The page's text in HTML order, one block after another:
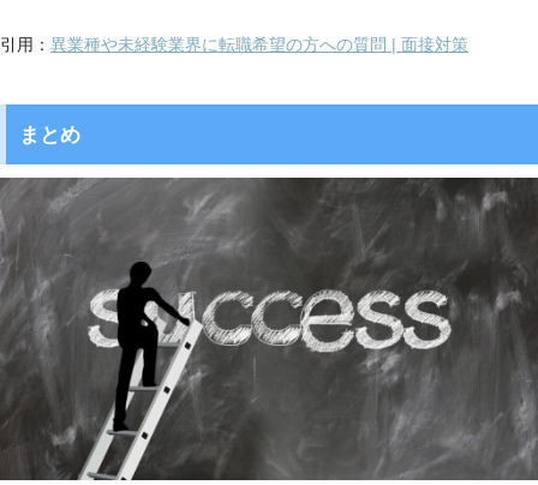
引用： 異業種や未経験業界に転職希望の方への質問 | 面接対策
まとめ